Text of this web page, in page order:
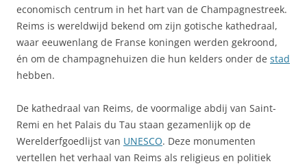
economisch centrum in het hart van de Champagnestreek.
Reims is wereldwijd bekend om zijn gotische kathedraal,
waar eeuwenlang de Franse koningen werden gekroond,
én om de champagnehuizen die hun kelders onder de stad
hebben.
De kathedraal van Reims, de voormalige abdij van Saint-
Remi en het Palais du Tau staan gezamenlijk op de
Werelderfgoedlijst van UNESCO. Deze monumenten
vertellen het verhaal van Reims als religieus en politiek